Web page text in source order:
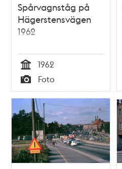
Spårvagnståg på
Hägerstensvägen
1962
Tid
1962
Typ
Foto